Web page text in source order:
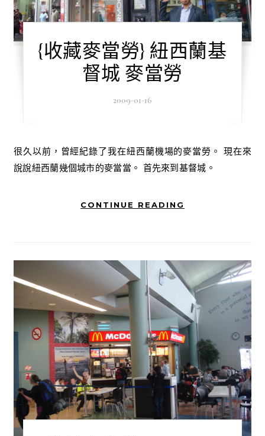
{收藏麥當勞} 紐西蘭基
督城 麥當勞
2009-01-16
很久以前，曾經紀錄了我在紐西蘭機場的麥當勞。 現在來
說說紐西蘭幾個城市的麥當當。 首先來到基督城。
CONTINUE READING